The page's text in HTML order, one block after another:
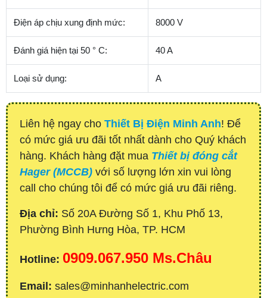
Điện áp chịu xung định mức: 8000 V
Đánh giá hiện tại 50 ° C: 40 A
Loại sử dụng: A
Liên hệ ngay cho Thiết Bị Điện Minh Anh! Để
có mức giá ưu đãi tốt nhất dành cho Quý khách
hàng. Khách hàng đặt mua Thiết bị đóng cắt
Hager (MCCB) với số lượng lớn xin vui lòng
call cho chúng tôi để có mức giá ưu đãi riêng.
Địa chỉ: Số 20A Đường Số 1, Khu Phố 13,
Phường Bình Hưng Hòa, TP. HCM
Hotline: 0909.067.950 Ms.Châu
Email: sales@minhanhelectric.com